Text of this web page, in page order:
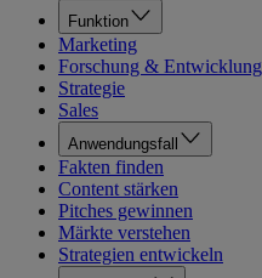
Funktion
Marketing
Forschung & Entwicklung
Strategie
Sales
Anwendungsfall
Fakten finden
Content stärken
Pitches gewinnen
Märkte verstehen
Strategien entwickeln